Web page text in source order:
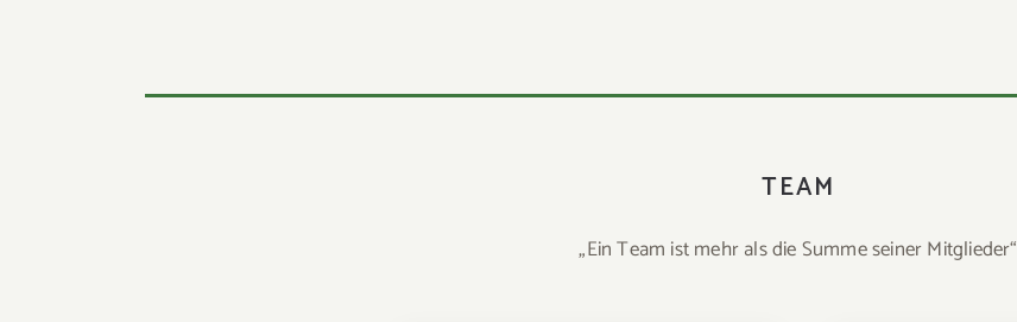
TEAM
„Ein Team ist mehr als die Summe seiner Mitglieder“